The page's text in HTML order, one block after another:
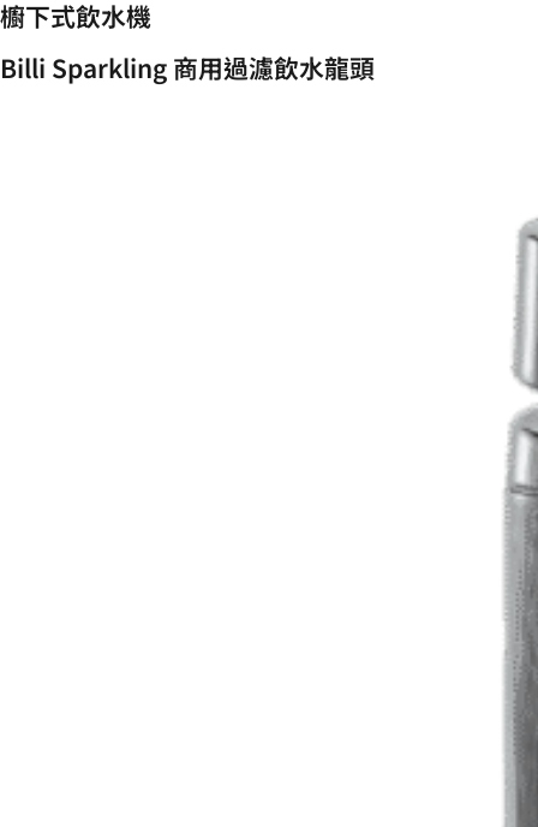
櫥下式飲水機
Billi Sparkling 商用過濾飲水龍頭